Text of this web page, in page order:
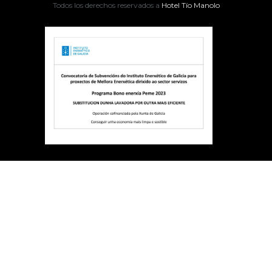
Todos los derechos reservados a Hotel Tío Manolo